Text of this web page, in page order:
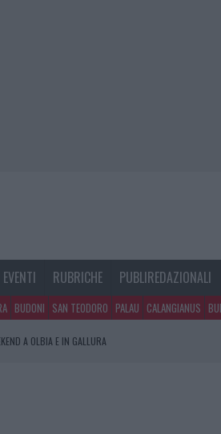
EVENTI RUBRICHE PUBLIREDAZIONALI
BUDONI SAN TEODORO PALAU CALANGIANUS
A OLBIA E IN GALLURA